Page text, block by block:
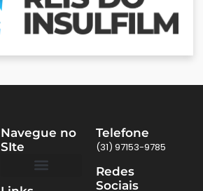
Navegue no
SIte
Telefone
(31) 97153-9785
Redes
Sociais